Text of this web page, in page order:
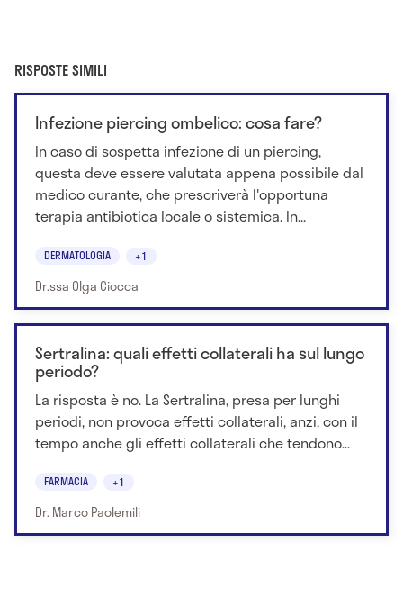
RISPOSTE SIMILI
Infezione piercing ombelico: cosa fare?
In caso di sospetta infezione di un piercing,
questa deve essere valutata appena possibile dal
medico curante, che prescriverà l'opportuna
terapia antibiotica locale o sistemica. In...
DERMATOLOGIA +1
Dr.ssa Olga Ciocca
Sertralina: quali effetti collaterali ha sul lungo
periodo?
La risposta è no. La Sertralina, presa per lunghi
periodi, non provoca effetti collaterali, anzi, con il
tempo anche gli effetti collaterali che tendono...
FARMACIA +1
Dr. Marco Paolemili